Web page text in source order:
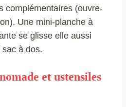
complémentaires (ouvre-
Une mini-planche à
se glisse elle aussi
sac à dos.
et ustensiles